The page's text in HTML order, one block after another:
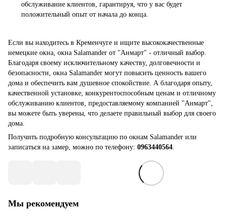
обслуживание клиентов, гарантируя, что у вас будет
положительный опыт от начала до конца.
Если вы находитесь в Кременчуге и ищите высококачественные
немецкие окна, окна Salamander от "Анмарт" - отличный выбор.
Благодаря своему исключительному качеству, долговечности и
безопасности, окна Salamander могут повысить ценность вашего
дома и обеспечить вам душевное спокойствие. А благодаря опыту,
качественной установке, конкурентоспособным ценам и отличному
обслуживанию клиентов, предоставляемому компанией "Анмарт",
вы можете быть уверены, что делаете правильный выбор для своего
дома.
Получить подробную консультацию по окнам Salamander или
записаться на замер, можно по телефону: 0963440564
Мы рекомендуем